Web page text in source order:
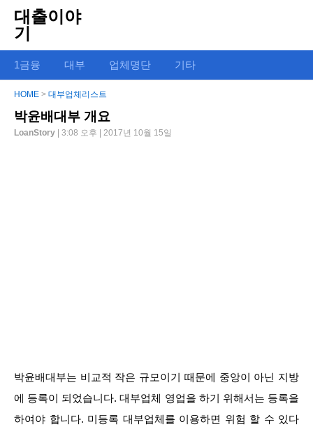
대출이야
기
1금융 대부 업체명단 기타
HOME > 대부업체리스트
박윤배대부 개요
LoanStory | 3:08 오후 | 2017년 10월 15일
박윤배대부는 비교적 작은 규모이기 때문에 중앙이 아닌 지방
에 등록이 되었습니다. 대부업체 영업을 하기 위해서는 등록을
하여야 합니다. 미등록 대부업체를 이용하면 위험 할 수 있다